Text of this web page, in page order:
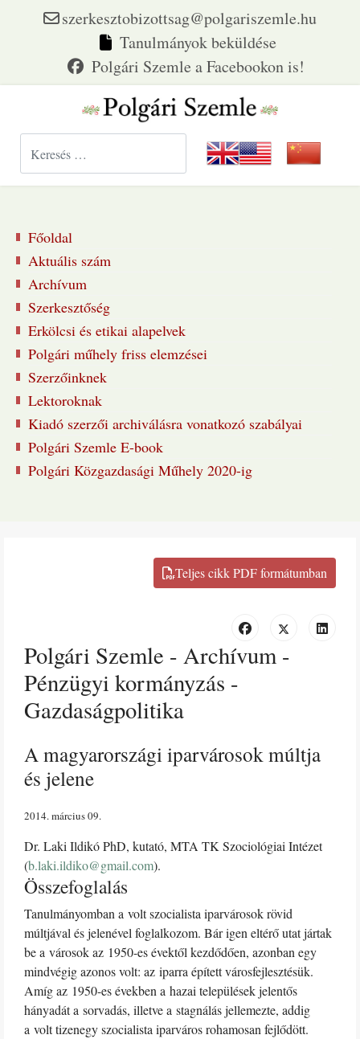
szerkesztobizottsag@polgariszemle.hu
Tanulmányok beküldése
Főoldal
Aktuális szám
Archívum
Szerkesztőség
Erkölcsi és etikai alapelvek
Polgári műhely friss elemzései
Szerzőinknek
Lektoroknak
Kiadó szerzői archiválásra vonatkozó szabályai
Polgári Szemle E-book
Polgári Közgazdasági Műhely 2020-ig
Polgári Szemle - Archívum -
Pénzügyi kormányzás -
Gazdaságpolitika
A magyarországi iparvárosok múltja
és jelene
2014. március 09
Dr. Laki Ildikó PhD, kutató, MTA TK Szociológiai Intézet
(b.laki.ildiko@gmail.com).
Összefoglalás
Tanulmányomban a volt szocialista iparvárosok rövid
múltjával és jelenével foglalkozom. Bár igen eltérő utat jártak
be a városok az 1950-es évektől kezdődően, azonban egy
mindvégig azonos volt: az iparra épített városfejlesztésük.
Amíg az 1950-es években a hazai települések jelentős
hányadát a sorvadás, illetve a stagnálás jellemezte, addig
a volt tizenegy szocialista iparváros rohamosan fejlődött.